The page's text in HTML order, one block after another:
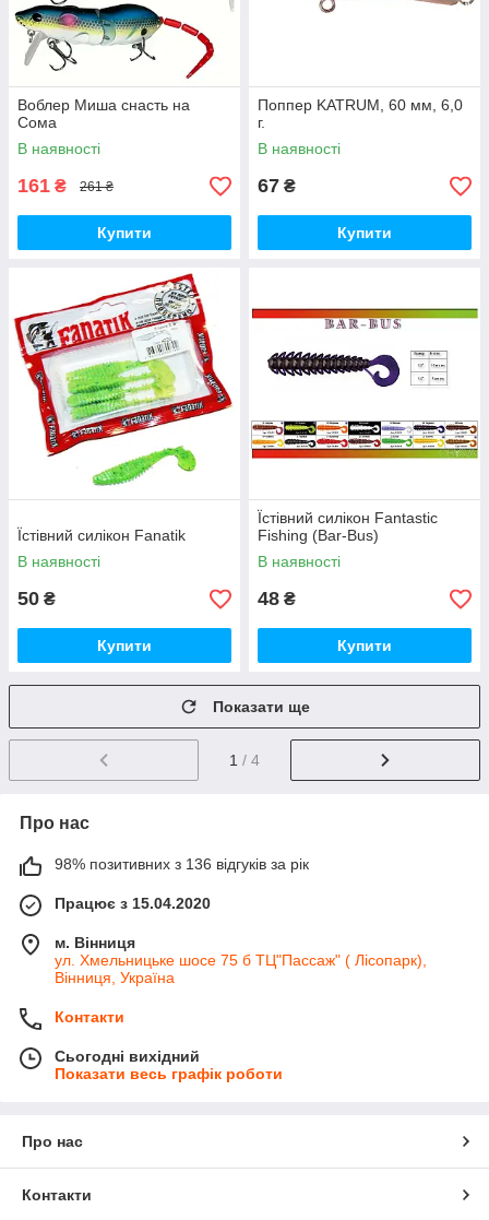
Воблер Миша снасть на
Сома
В наявності
161 ₴ 261 ₴
Купити
Поппер KATRUM, 60 мм, 6,0
г.
В наявності
67 ₴
Купити
Їстівний силікон Fanatik
В наявності
50 ₴
Купити
Їстівний силікон Fantastic
Fishing (Bar-Bus)
В наявності
48 ₴
Купити
Показати ще
1 / 4
Про нас
98% позитивних з 136 відгуків за рік
Працює з 15.04.2020
м. Вінниця
ул. Хмельницьке шосе 75 б ТЦ"Пассаж" ( Лісопарк),
Вінниця, Україна
Контакти
Сьогодні вихідний
Показати весь графік роботи
Про нас
Контакти